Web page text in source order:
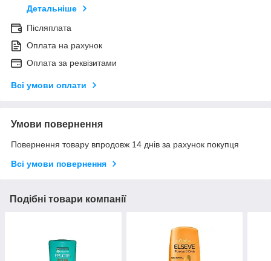
Детальніше
Післяплата
Оплата на рахунок
Оплата за реквізитами
Всі умови оплати
Умови повернення
Повернення товару впродовж 14 днів за рахунок покупця
Всі умови повернення
Подібні товари компанії